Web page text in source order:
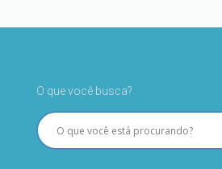
O que você busca?